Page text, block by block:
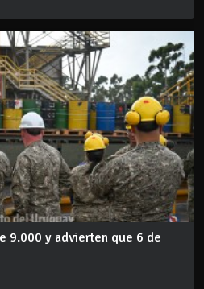
9.000 y advierten que 6 de